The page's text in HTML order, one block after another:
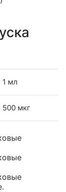
1 мл
500 мкг